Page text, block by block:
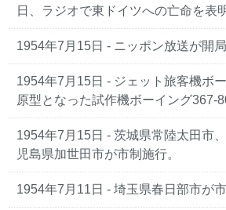
日、ラジオで東ドイツへの亡命を表
1954年7月15日 - ニッポン放送が開
1954年7月15日 - ジェット旅客機ボ
原型となった試作機ボーイング367-
1954年7月15日 - 茨城県常陸太田市
児島県加世田市が市制施行。
1954年7月11日 - 埼玉県春日部市が市